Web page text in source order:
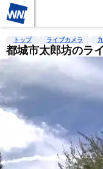
雨雲レーダー 台風情報
トップ ライブカメラ
都城市太郎坊のラ